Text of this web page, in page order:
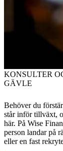
KONSULTER
GÄVLE
Behöver du
står inför tillväxt,
här. På Wise
person landar på
eller en fast